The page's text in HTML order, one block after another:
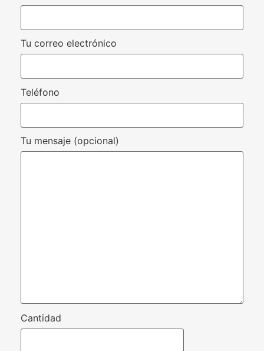
Tu correo electrónico
Teléfono
Tu mensaje (opcional)
Cantidad